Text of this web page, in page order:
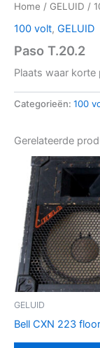
Home / GELUID /
100 volt, GELUID
Paso T.20.2
Plaats waar
Categorieën: 100
Gerelateerde
GELUID
Bell CXN 223